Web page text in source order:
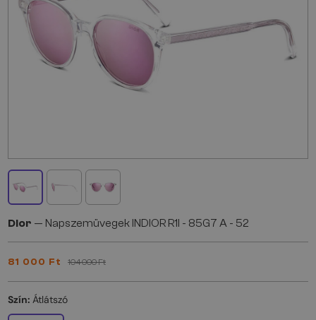
Dior — Napszemüvegek INDIOR R1I - 85G7 A - 52
81 000 Ft 104 000 Ft
Szín: Átlátszó